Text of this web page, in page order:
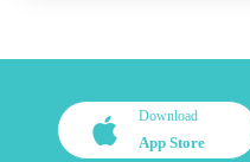
Download
App Store